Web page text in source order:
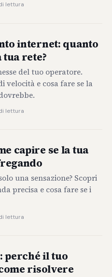
lettura
internet: quanto
rete?
del tuo operatore.
velocità e cosa fare se la
lettura
capire se la tua
una sensazione? Scopri
precisa e cosa fare se i
lettura
perché il tuo
risolvere